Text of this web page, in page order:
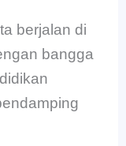
berjalan di
bangga